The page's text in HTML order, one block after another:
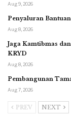
Aug 9, 2026
Penyaluran
Aug 8, 2026
Jaga Kamtibmas
KRYD
Aug 8, 2026
Pembangunan
Aug 7, 2026
PREV NEXT